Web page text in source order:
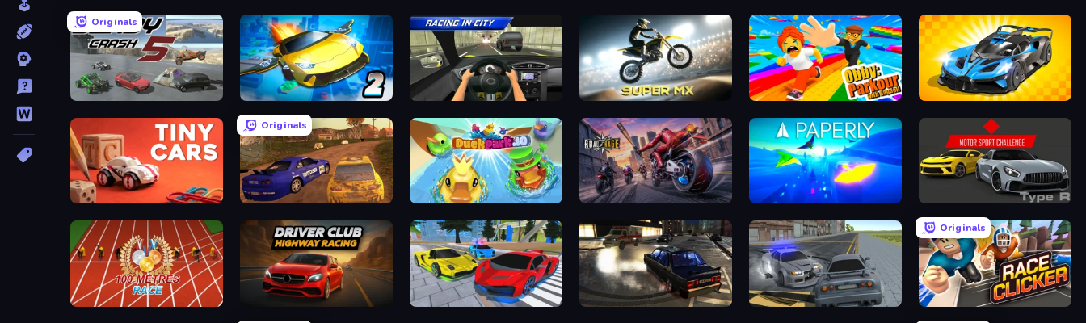
Originals
Derby Crash 5 Ultimate Flying Car 2 Racing in City Super MX - Last Season Obby: Parkour with Ragdoll GT Cars Mega Ramps
Tiny Cars
Originals
Dirt Rally Driver HD DuckPark.io Road Rage Paperly: Paper Plane Adventure Motor Sport Challenge Type R
100 Meters Race Driver Club: Highway Racing Real Cars Extreme Racing City Classic Car Driving: 131 RCC City Racing
Originals
Race Clicker: Tap Tap Game